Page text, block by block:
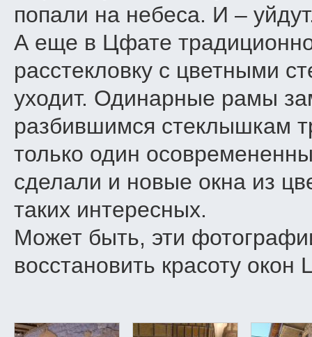
попали на небеса. И –
А еще в Цфате
расстекловку с цветными
уходит. Одинарные рамы
разбившимся стеклышкам
только один
сделали и новые окна из
таких интересных.
Может быть, эти
восстановить красоту окон